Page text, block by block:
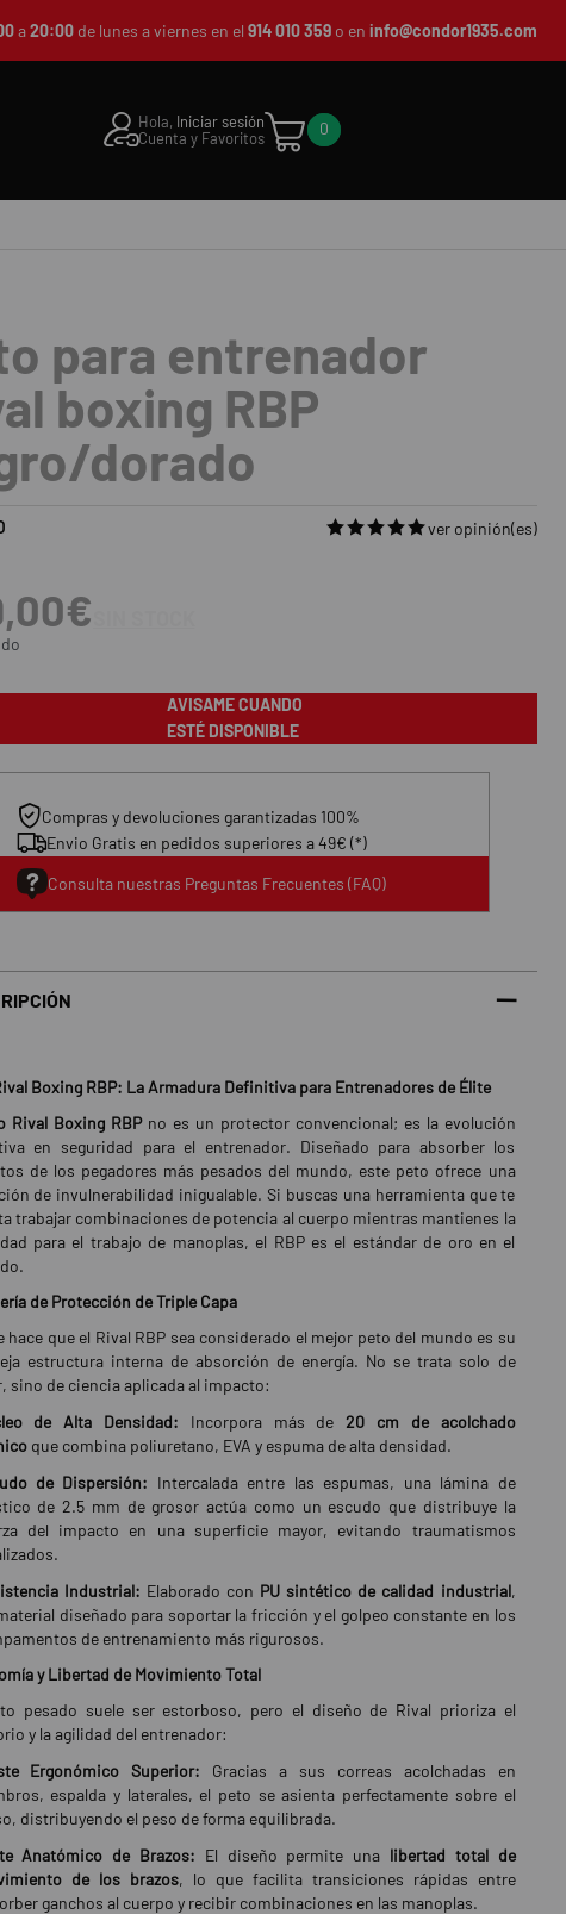
a20:00de lunes a viernes en el 914 010 359o en info@condor1935.com
Hola, Iniciar sesión
Cuenta y Favoritos
0
para entrenador
boxing RBP
dorado
ver opinión(es)
AVISAME CUANDO
ESTÉ DISPONIBLE
Compras y devoluciones garantizadas 100%
Envio Gratis en pedidos superiores a 49€ (*)
Consulta nuestras Preguntas Frecuentes (FAQ)
Boxing RBP: La Armadura Definitiva para Entrenadores de Élite
Rival Boxing RBPno es un protector convencional; es la evolución
en seguridad para el entrenador. Diseñado para absorber los
de los pegadores más pesados del mundo, este peto ofrece una
de invulnerabilidad inigualable. Si buscas una herramienta que te
trabajar combinaciones de potencia al cuerpo mientras mantienes la
para el trabajo de manoplas, el RBP es el estándar de oro en el
de Protección de Triple Capa
hace que el Rival RBP sea considerado el mejor peto del mundo es su
estructura interna de absorción de energía. No se trata solo de
sino de ciencia aplicada al impacto:
de Alta Densidad: Incorpora más de20 cm de acolchado
que combina poliuretano, EVA y espuma de alta densidad.
de Dispersión: Intercalada entre las espumas, una lámina de
de 2.5 mm de grosor actúa como un escudo que distribuye la
del impacto en una superficie mayor, evitando traumatismos
Industrial: Elaborado con PU sintético de calidad industrial,
diseñado para soportar la fricción y el golpeo constante en los
de entrenamiento más rigurosos.
y Libertad de Movimiento Total
pesado suele ser estorboso, pero el diseño de Rival prioriza el
y la agilidad del entrenador:
Ergonómico Superior: Gracias a sus correas acolchadas en
espalda y laterales, el peto se asienta perfectamente sobre el
distribuyendo el peso de forma equilibrada.
Anatómico de Brazos: El diseño permite una libertad total de
de los brazos, lo que facilita transiciones rápidas entre
ganchos al cuerpo y recibir combinaciones en las manoplas.